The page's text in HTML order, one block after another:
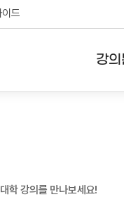
드
강
학 강의를 만나보세요!